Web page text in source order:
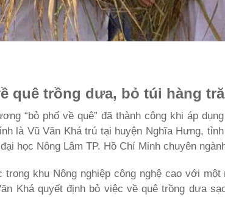
quê trồng dưa, bỏ túi hàng
“bỏ phố về quê” đã thành công khi áp
là Vũ Văn Khá trú tại huyện Nghĩa Hưng,
học Nông Lâm TP. Hồ Chí Minh chuyên
trong khu Nông nghiệp công nghệ cao với
Khá quyết định bỏ việc về quê trồng dưa